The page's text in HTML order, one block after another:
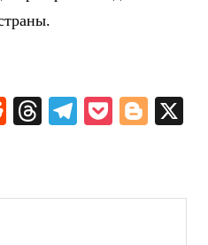
R
di
T
a
T
gr
P
k
Bl
g